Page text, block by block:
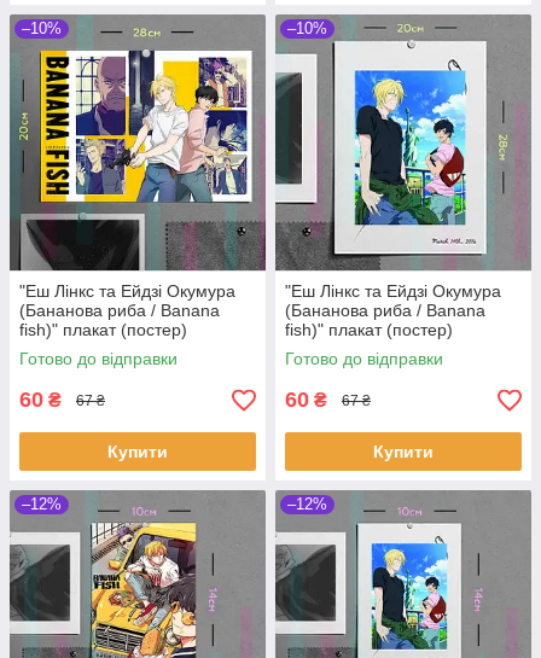
–10%
"Еш Лінкс та Ейдзі Окумура
(Бананова риба / Banana
fish)" плакат (постер)
розміром А4 (28х20см)
Готово до відправки
60 ₴ 67 ₴
Купити
–10%
"Еш Лінкс та Ейдзі Окумура
(Бананова риба / Banana
fish)" плакат (постер)
розміром А4 (20х28см)
Готово до відправки
60 ₴ 67 ₴
Купити
–12% –12%